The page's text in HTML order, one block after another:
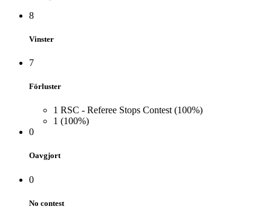
8
Vinster
7
Förluster
1 RSC - Referee Stops Contest (100%)
1 (100%)
0
Oavgjort
0
No contest